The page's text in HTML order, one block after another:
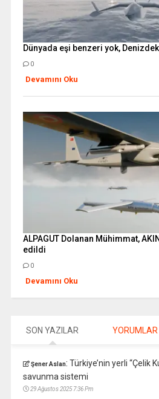
Dünyada eşi benzeri yok, Denizdeki
0
Devamını Oku
ALPAGUT Dolanan Mühimmat,
edildi
0
Devamını Oku
SON YAZILAR YORUMLAR
Şener Aslan: Türkiye’nin yerli “Çelik
savunma sistemi
29 Ağustos 2025 7:36 Pm